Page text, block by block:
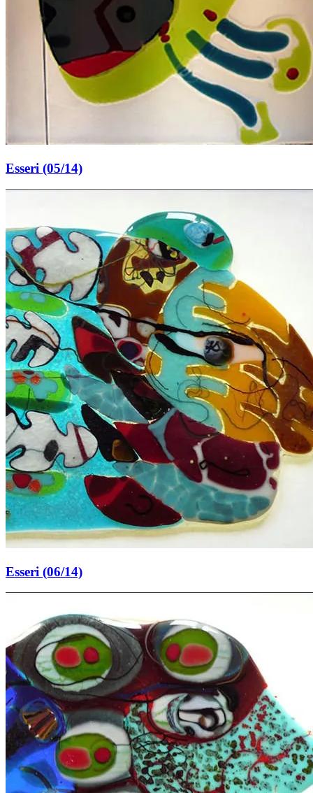
Esseri (05/14)
Esseri (06/14)